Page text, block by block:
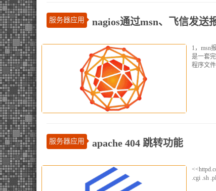
服务器应用 nagios通过msn、飞信发送
1，msn
是一套
程序文
服务器应用 apache 404 跳转功能
.cgi .sh